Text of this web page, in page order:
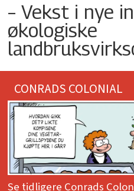
– Vekst i nye
økologiske
CONRADS COLONIAL
Se tidligere Conrads